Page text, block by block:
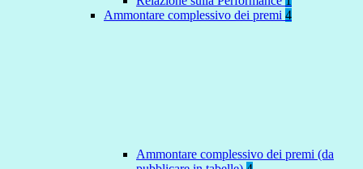
Ammontare complessivo dei premi 4
Ammontare complessivo dei premi (da